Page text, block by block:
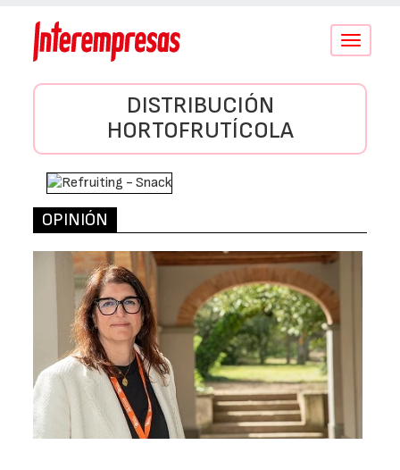
Conmutar
DISTRIBUCIÓN
HORTOFRUTÍCOLA
OPINIÓN